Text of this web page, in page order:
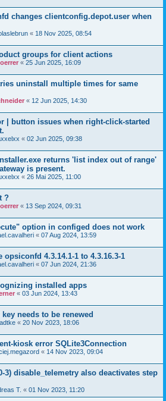
changes clientconfig.depot.user when
« 18 Nov 2025, 08:54
groups for client actions
« 25 Jun 2025, 16:09
uninstall multiple times for same
« 12 Jun 2025, 14:30
| button issues when right-click-started
« 02 Jun 2025, 09:38
returns 'list index out of range'
is present.
« 26 Mai 2025, 11:00
?
« 13 Sep 2024, 09:31
option in configed does not work
« 07 Aug 2024, 13:59
opsiconfd 4.3.14.1-1 to 4.3.16.3-1
« 07 Jun 2024, 21:36
installed apps
« 03 Jun 2024, 13:43
needs to be renewed
« 20 Nov 2023, 18:06
kiosk error SQLite3Connection
« 14 Nov 2023, 09:04
3) disable_telemetry also deactivates step
T. « 01 Nov 2023, 11:20